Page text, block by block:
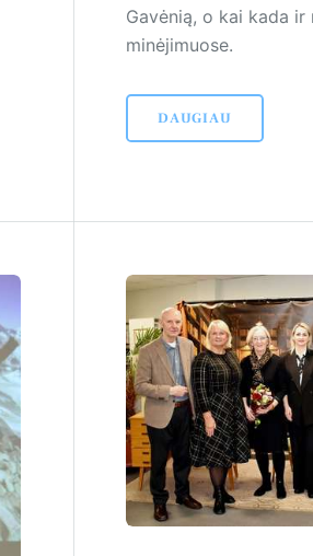
Gavėnią, o kai kada ir
minėjimuose.
DAUGIAU